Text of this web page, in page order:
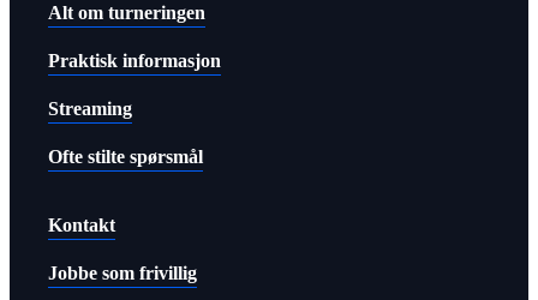
Alt om turneringen
Praktisk informasjon
Streaming
Ofte stilte spørsmål
Kontakt
Jobbe som frivillig